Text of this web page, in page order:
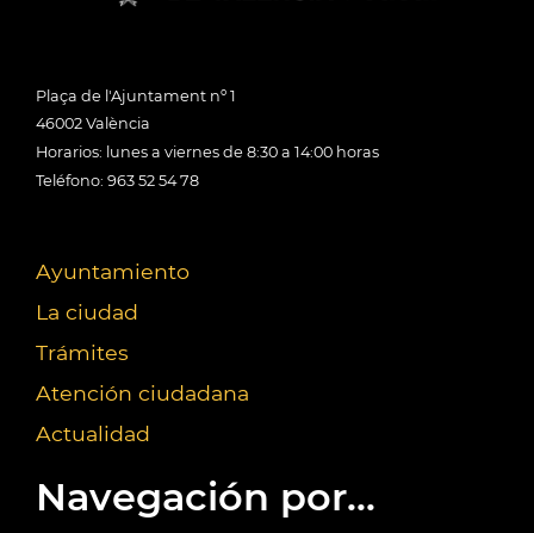
Plaça de l'Ajuntament nº 1
46002 València
Horarios: lunes a viernes de 8:30 a 14:00 horas
Teléfono: 963 52 54 78
Ayuntamiento
La ciudad
Trámites
Atención ciudadana
Actualidad
Navegación por...